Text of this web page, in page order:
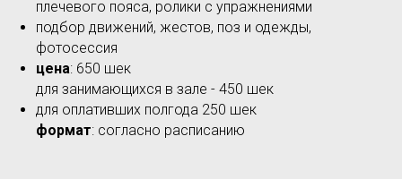
плечевого пояса, ролики с упражнениями
подбор движений, жестов, поз и одежды,
фотосессия
цена: 650 шек
для занимающихся в зале - 450 шек
для оплативших полгода 250 шек
формат: согласно расписанию